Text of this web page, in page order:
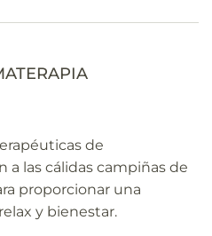
de
a las cálidas campiñas de
proporcionar una
y bienestar.